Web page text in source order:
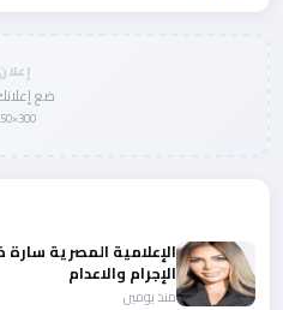
إعلان
ضع
300×250
الإعلامية المصرية
الإجرام والاعدام
منذ يومين